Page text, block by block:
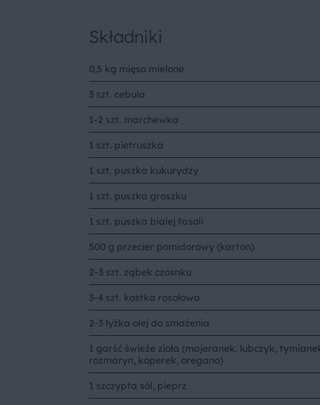
Składniki
0,5 kg mięso mielone
3 szt. cebula
1-2 szt. marchewka
1 szt. pietruszka
1 szt. puszka kukurydzy
1 szt. puszka groszku
1 szt. puszka bialej fasoli
500 g przecier pomidorowy (karton)
2-3 szt. ząbek czosnku
3-4 szt. kostka rosołowa
2-3 łyżka olej do smażenia
1 garść świeże zioła (majeranek. lubczyk,
rozmaryn, koperek, oregano)
1 szczypta sól, pieprz